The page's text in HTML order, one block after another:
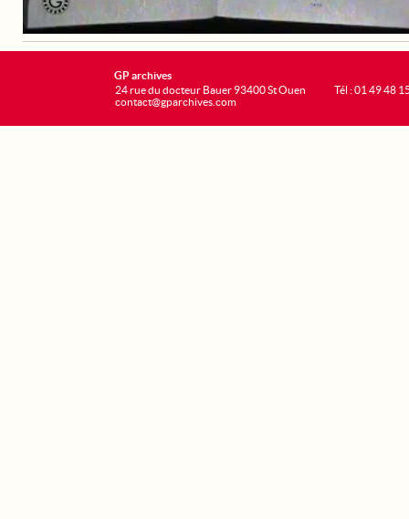
GP archives
24 rue du docteur Bauer 93400 St Ouen
contact@gparchives.com
Tél : 01 49 48